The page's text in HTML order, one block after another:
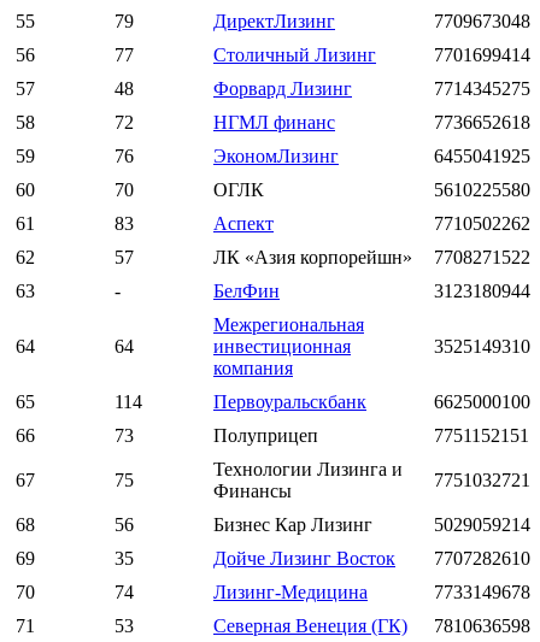
55
79 ДиректЛизинг
7709673048
56
77 Столичный Лизинг
7701699414
57
48 Форвард Лизинг
7714345275
58
72 НГМЛ финанс
7736652618
59
76 ЭкономЛизинг
6455041925
60
70 ОГЛК
5610225580
61
83 Аспект
7710502262
62
57 ЛК «Азия корпорейшн»
7708271522
63
- БелФин 3123180944
64 64
Межрегиональная
инвестиционная
компания
3525149310
65 114 Первоуральскбанк
6625000100
66
73 Полуприцеп 7751152151
67 75
Технологии Лизинга и
Финансы
7751032721
68 56 Бизнес Кар Лизинг
5029059214
69
35 Дойче Лизинг Восток
7707282610
70
74 Лизинг-Медицина
7733149678
71
53 Северная Венеция (ГК)
7810636598